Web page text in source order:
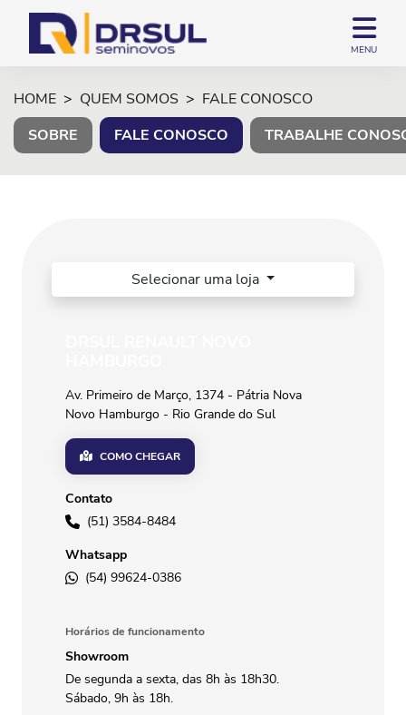
MENU
HOME QUEM SOMOS
FALE CONOSCO
SOBRE
FALE CONOSCO TRABALHE
Selecionar uma loja
Av. Primeiro de Março, 1374 - Pátria Nova
Novo Hamburgo - Rio Grande do Sul
COMO CHEGAR
Contato
(51) 3584-8484
Whatsapp
(54) 99624-0386
Horários de funcionamento
Showroom
De segunda a sexta, das 8h às 18h30.
Sábado, 9h às 18h.